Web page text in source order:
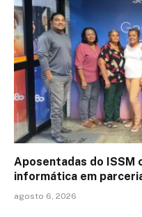
Aposentadas do ISSM
informática em
agosto 6, 2026